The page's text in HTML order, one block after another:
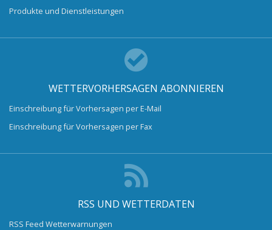
Produkte und Dienstleistungen
WETTERVORHERSAGEN ABONNIEREN
Einschreibung für Vorhersagen per E-Mail
Einschreibung für Vorhersagen per Fax
RSS UND WETTERDATEN
RSS Feed Wetterwarnungen